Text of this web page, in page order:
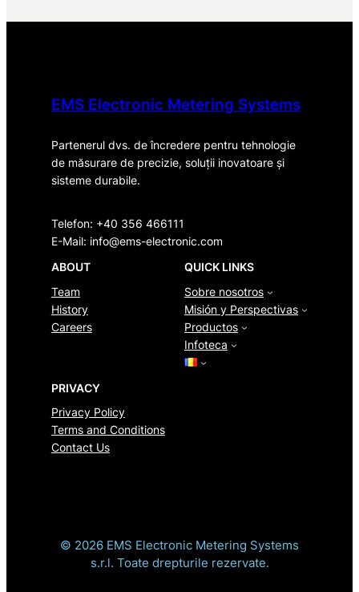
EMS Electronic Metering Systems
Partenerul dvs. de încredere pentru tehnologie
de măsurare de precizie, soluții inovatoare și
sisteme durabile.
Telefon: +40 356 466111
E-Mail: info@ems-electronic.com
ABOUT
Team
History
Careers
QUICK LINKS
Sobre nosotros
Misión y Perspectivas
Productos
Infoteca
PRIVACY
Privacy Policy
Terms and Conditions
Contact Us
© 2026 EMS Electronic Metering Systems
s.r.l. Toate drepturile rezervate.